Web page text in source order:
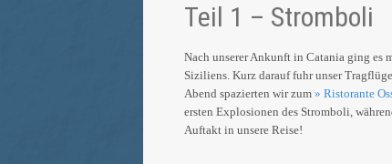
Teil 1 – Stromboli
Nach unserer Ankunft in Catania ging es
Siziliens. Kurz darauf fuhr unser
Abend spazierten wir zum » Ristorante
ersten Explosionen des Stromboli,
Auftakt in unsere Reise!